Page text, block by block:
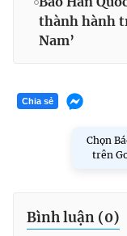
thành hành
Nam’
Chia sẻ
Chọn
trên
Bình luận (0)